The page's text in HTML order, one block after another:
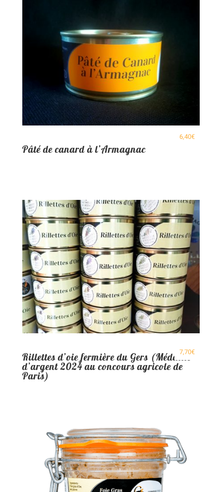
Pâté de canard à l’Armagnac
6,40€
Rillettes d’oie fermière du Gers (Médaille
d’argent 2024 au concours agricole de
Paris)
7,70€